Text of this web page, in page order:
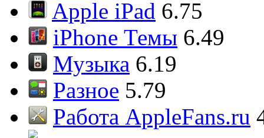
Apple iPad 6.75
iPhone Темы 6.49
Музыка 6.19
Разное 5.79
Работа AppleFans.ru